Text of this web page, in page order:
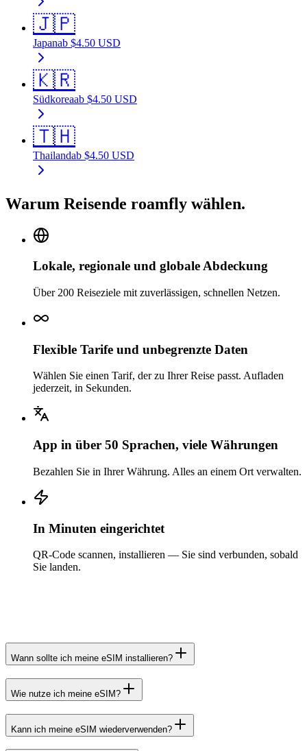
🇯🇵
Japanab $4.50 USD
🇰🇷
Südkoreaab $4.50 USD
🇹🇭
Thailandab $4.50 USD
Warum Reisende roamfly wählen.
Lokale, regionale und globale Abdeckung
Über 200 Reiseziele mit zuverlässigen, schnellen Netzen.
Flexible Tarife und unbegrenzte Daten
Wählen Sie einen Tarif, der zu Ihrer Reise passt. Aufladen
jederzeit, in Sekunden.
App in über 50 Sprachen, viele Währungen
Bezahlen Sie in Ihrer Währung. Alles an einem Ort verwalten.
In Minuten eingerichtet
QR-Code scannen, installieren — Sie sind verbunden, sobald
Sie landen.
Wann sollte ich meine eSIM installieren?
Wie nutze ich meine eSIM?
Kann ich meine eSIM wiederverwenden?